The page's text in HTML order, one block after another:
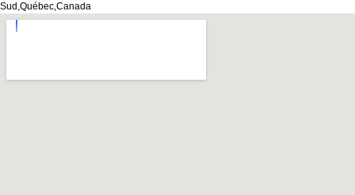
Sud,Québec,Canada